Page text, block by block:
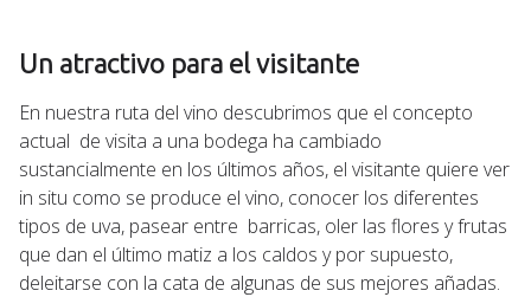
Un atractivo para el visitante
En nuestra ruta del vino descubrimos que el concepto
actual de visita a una bodega ha cambiado
sustancialmente en los últimos años, el visitante quiere ver
in situ como se produce el vino, conocer los diferentes
tipos de uva, pasear entre barricas, oler las flores y frutas
que dan el último matiz a los caldos y por supuesto,
deleitarse con la cata de algunas de sus mejores añadas.